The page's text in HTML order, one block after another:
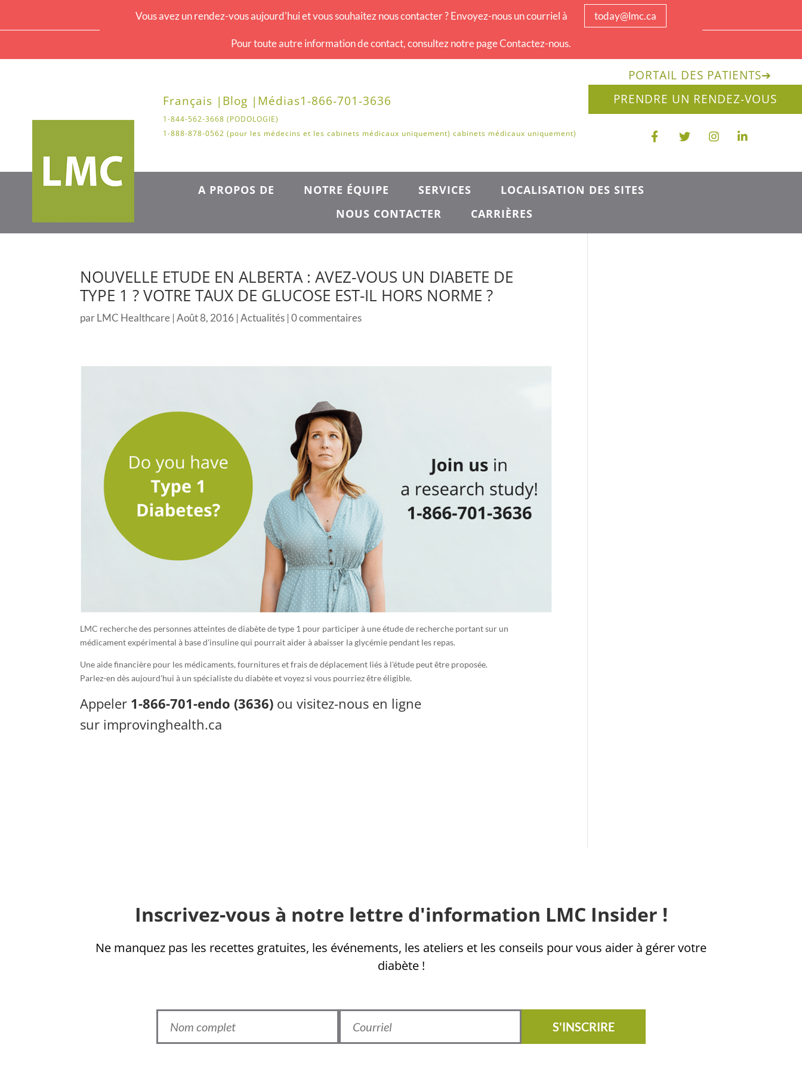
Vous avez un rendez-vous aujourd'hui et vous souhaitez nous contacter ? Envoyez-nous un courriel à today@lmc.ca
Pour toute autre information de contact, consultez notre page Contactez-nous.
Français | Blog | Médias1-866-701-3636
1-844-562-3668 (PODOLOGIE)
1-888-878-0562 (pour les médecins et les cabinets médicaux uniquement) cabinets médicaux uniquement)
PORTAIL DES PATIENTS➔
PRENDRE UN RENDEZ-VOUS
A PROPOS DE NOTRE ÉQUIPE SERVICES
LOCALISATION DES SITES
NOUS CONTACTER
CARRIÈRES
NOUVELLE ETUDE EN ALBERTA : AVEZ-VOUS UN DIABETE DE
TYPE 1 ? VOTRE TAUX DE GLUCOSE EST-IL HORS NORME ?
parLMC Healthcare |Août 8, 2016 |Actualités |0 commentaires
LMC recherche des personnes atteintes de diabète de type 1 pour participer à une étude de recherche portant sur un
médicament expérimental à base d'insuline qui pourrait aider à abaisser la glycémie pendant les repas.
Une aide financière pour les médicaments, fournitures et frais de déplacement liés à l'étude peut être proposée.
Parlez-en dès aujourd'hui à un spécialiste du diabète et voyez si vous pourriez être éligible.
Appeler 1-866-701-endo (3636) ou visitez-nous en ligne
sur improvinghealth.ca
Inscrivez-vous à notre lettre d'information LMC Insider !
Ne manquez pas les recettes gratuites, les événements, les ateliers et les conseils pour vous aider à gérer votre
diabète !
S'INSCRIRE